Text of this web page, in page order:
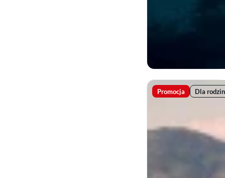
Promocja Dla rodzin